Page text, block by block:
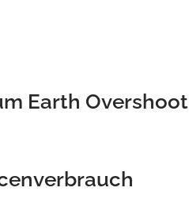
Earth Overshoot